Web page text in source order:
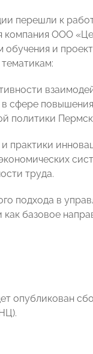
перешли к
компания ООО
и
сфере
политики
практики
труда.
подхода в
базовое
опубликован